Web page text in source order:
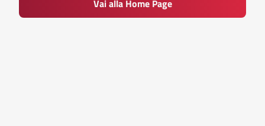
Vai alla Home Page